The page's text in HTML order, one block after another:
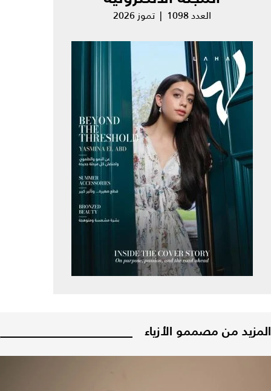
العدد 1098 | تموز 2026
المزيد من مصممو الأزياء